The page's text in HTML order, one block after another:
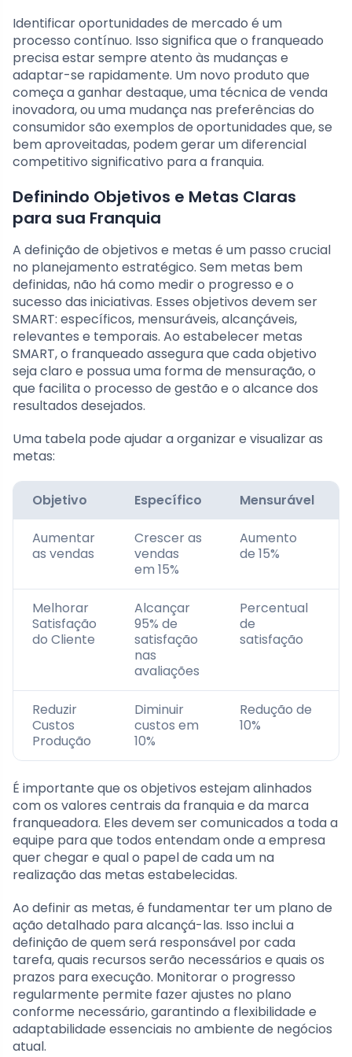
Identificar oportunidades de mercado é um
processo contínuo. Isso significa que o franqueado
precisa estar sempre atento às mudanças e
adaptar-se rapidamente. Um novo produto que
começa a ganhar destaque, uma técnica de venda
inovadora, ou uma mudança nas preferências do
consumidor são exemplos de oportunidades que, se
bem aproveitadas, podem gerar um diferencial
competitivo significativo para a franquia.
Definindo Objetivos e Metas Claras
para sua Franquia
A definição de objetivos e metas é um passo crucial
no planejamento estratégico. Sem metas bem
definidas, não há como medir o progresso e o
sucesso das iniciativas. Esses objetivos devem ser
SMART: específicos, mensuráveis, alcançáveis,
relevantes e temporais. Ao estabelecer metas
SMART, o franqueado assegura que cada objetivo
seja claro e possua uma forma de mensuração, o
que facilita o processo de gestão e o alcance dos
resultados desejados.
Uma tabela pode ajudar a organizar e visualizar as
metas:
Objetivo Específico Mensurável
Aumentar
as vendas
Crescer as
vendas
em 15%
Aumento
de 15%
Melhorar
Satisfação
do Cliente
Alcançar
95% de
satisfação
nas
avaliações
Percentual
de
satisfação
Reduzir
Custos
Produção
Diminuir
custos em
10%
Redução de
10%
É importante que os objetivos estejam alinhados
com os valores centrais da franquia e da marca
franqueadora. Eles devem ser comunicados a toda a
equipe para que todos entendam onde a empresa
quer chegar e qual o papel de cada um na
realização das metas estabelecidas.
Ao definir as metas, é fundamentar ter um plano de
ação detalhado para alcançá-las. Isso inclui a
definição de quem será responsável por cada
tarefa, quais recursos serão necessários e quais os
prazos para execução. Monitorar o progresso
regularmente permite fazer ajustes no plano
conforme necessário, garantindo a flexibilidade e
adaptabilidade essenciais no ambiente de negócios
atual.